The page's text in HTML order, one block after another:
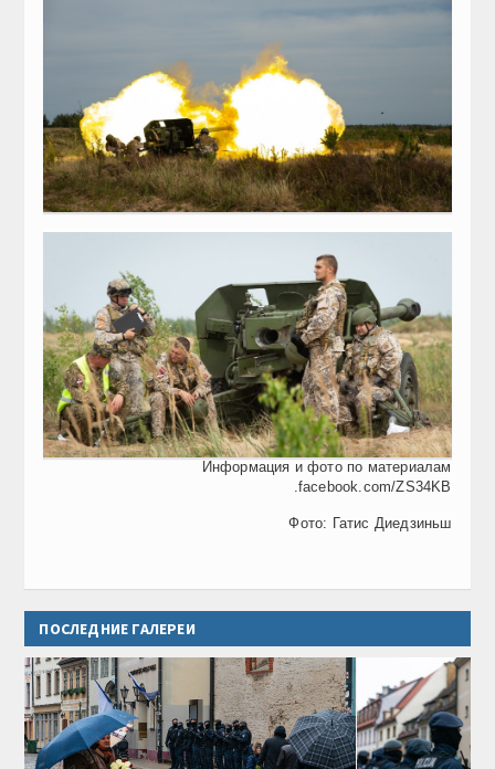
Информация и фото по материалам
.facebook.com/ZS34KB
Фото: Гатис Диедзиньш
ПОСЛЕДНИЕ ГАЛЕРЕИ